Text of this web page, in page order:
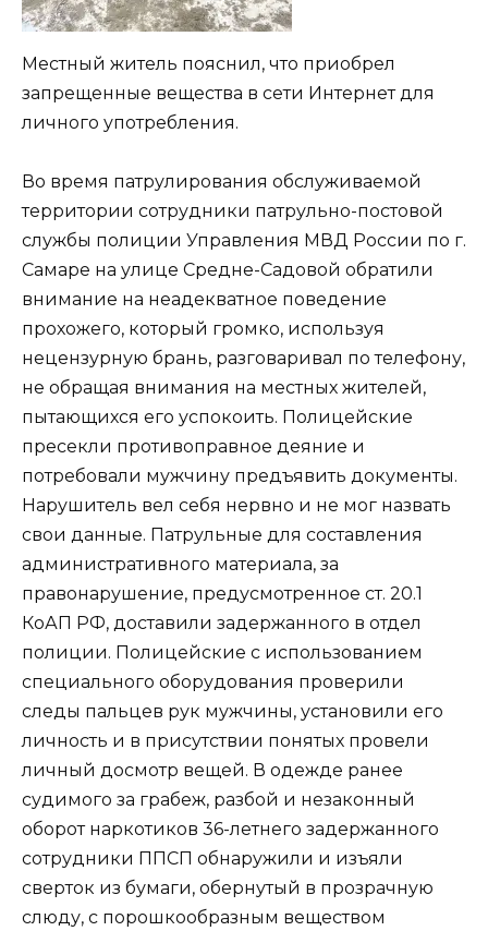
Местный житель пояснил, что приобрел
запрещенные вещества в сети Интернет для
личного употребления.
Во время патрулирования обслуживаемой
территории сотрудники патрульно-постовой
службы полиции Управления МВД России по г.
Самаре на улице Средне-Садовой обратили
внимание на неадекватное поведение
прохожего, который громко, используя
нецензурную брань, разговаривал по телефону,
не обращая внимания на местных жителей,
пытающихся его успокоить. Полицейские
пресекли противоправное деяние и
потребовали мужчину предъявить документы.
Нарушитель вел себя нервно и не мог назвать
свои данные. Патрульные для составления
административного материала, за
правонарушение, предусмотренное ст. 20.1
КоАП РФ, доставили задержанного в отдел
полиции. Полицейские с использованием
специального оборудования проверили
следы пальцев рук мужчины, установили его
личность и в присутствии понятых провели
личный досмотр вещей. В одежде ранее
судимого за грабеж, разбой и незаконный
оборот наркотиков 36-летнего задержанного
сотрудники ППСП обнаружили и изъяли
сверток из бумаги, обернутый в прозрачную
слюду, с порошкообразным веществом